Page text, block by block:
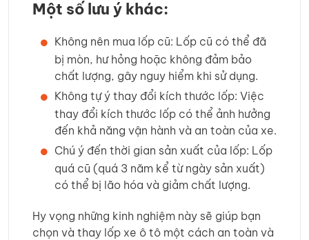
Một số lưu ý khác:
Không nên mua lốp cũ: Lốp cũ có thể đã
bị mòn, hư hỏng hoặc không đảm bảo
chất lượng, gây nguy hiểm khi sử dụng.
Không tự ý thay đổi kích thước lốp: Việc
thay đổi kích thước lốp có thể ảnh hưởng
đến khả năng vận hành và an toàn của xe.
Chú ý đến thời gian sản xuất của lốp: Lốp
quá cũ (quá 3 năm kể từ ngày sản xuất)
có thể bị lão hóa và giảm chất lượng.
Hy vọng những kinh nghiệm này sẽ giúp bạn
chọn và thay lốp xe ô tô một cách an toàn và